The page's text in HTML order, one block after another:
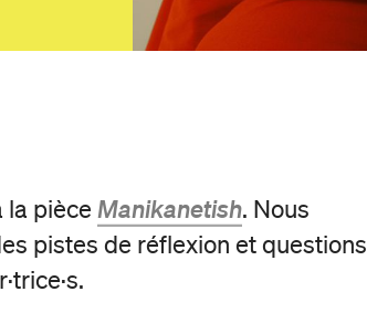
la pièce Manikanetish. Nous
pistes de réflexion et questions